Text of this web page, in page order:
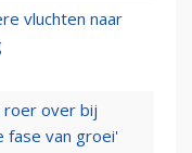
vluchten naar
roer over bij
fase van groei'